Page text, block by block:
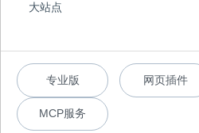
大站点
专业版 网页插件
MCP服务